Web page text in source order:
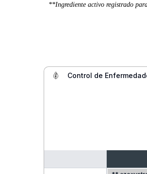
**Ingrediente activo registrado